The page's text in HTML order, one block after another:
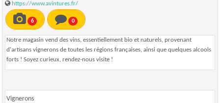
https://www.avintures.fr/
6 0
Notre magasin vend des vins, essentiellement bio et naturels, provenant
d'artisans vignerons de toutes les régions françaises, ainsi que quelques alcools
forts ! Soyez curieux, rendez-nous visite !
Vignerons